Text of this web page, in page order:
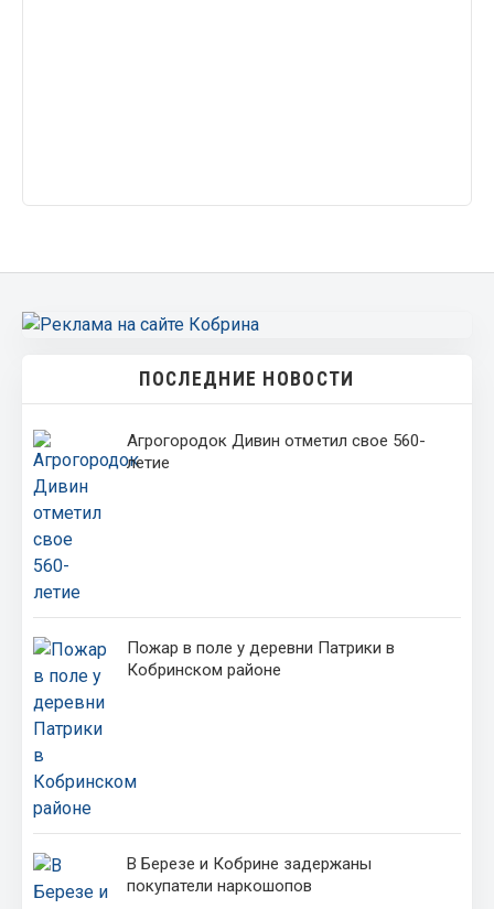
ПОСЛЕДНИЕ НОВОСТИ
Агрогородок Дивин отметил свое 560-
летие
Пожар в поле у деревни Патрики в
Кобринском районе
В Березе и Кобрине задержаны
покупатели наркошопов